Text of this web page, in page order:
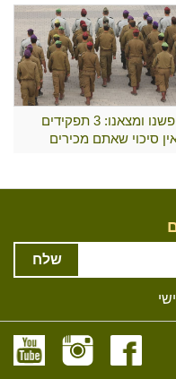
חיפשנו ומצאנו: 3 תפקידים
סיכוי שאתם מכירים
שלח